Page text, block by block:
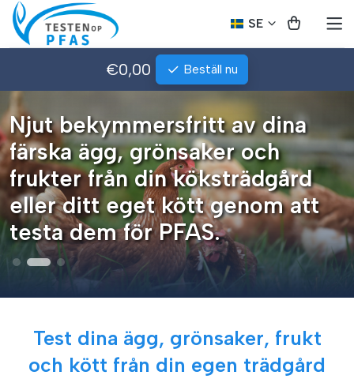
SE
€0,00 Beställ nu
Njut bekymmersfritt av dina
färska ägg, grönsaker och
frukter från din köksträdgård
eller ditt eget kött genom att
testa dem för PFAS.
Test dina ägg, grönsaker, frukt
och kött från din egen trädgård